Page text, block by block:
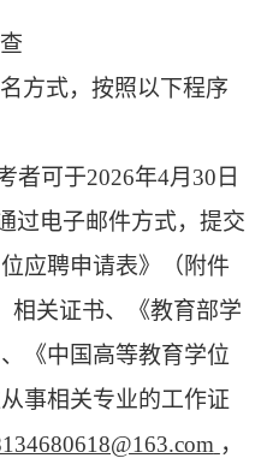
方式，按照以下程序
者可于2026年4月30日
过电子邮件方式，提交
应聘申请表》（附件
相关证书、《教育部学
《中国高等教育学位
事相关专业的工作证
，